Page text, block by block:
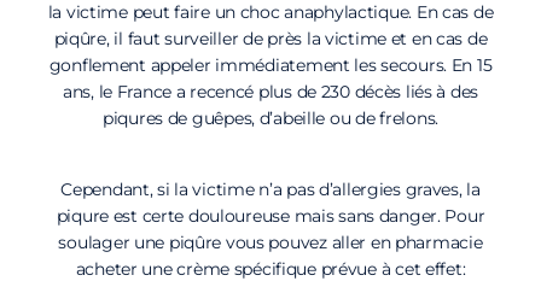
la victime peut faire un choc anaphylactique. En cas de
piqûre, il faut surveiller de près la victime et en cas de
gonflement appeler immédiatement les secours. En 15
ans, le France a recencé plus de 230 décès liés à des
piqures de guêpes, d’abeille ou de frelons.
Cependant, si la victime n’a pas d’allergies graves, la
piqure est certe douloureuse mais sans danger. Pour
soulager une piqûre vous pouvez aller en pharmacie
acheter une crème spécifique prévue à cet effet: